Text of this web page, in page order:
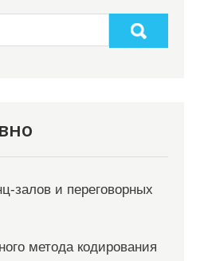
залов и переговорных
метода кодирования